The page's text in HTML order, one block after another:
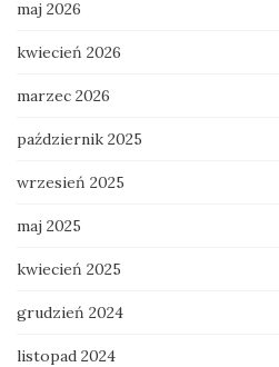
maj 2026
kwiecień 2026
marzec 2026
październik 2025
wrzesień 2025
maj 2025
kwiecień 2025
grudzień 2024
listopad 2024